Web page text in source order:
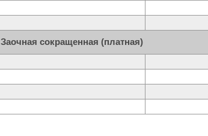
Заочная сокращенная (платная)